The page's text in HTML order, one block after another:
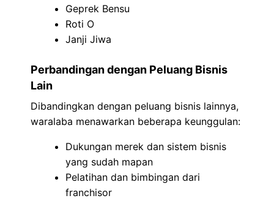
Geprek Bensu
Roti O
Janji Jiwa
Perbandingan dengan Peluang Bisnis
Lain
Dibandingkan dengan peluang bisnis lainnya,
waralaba menawarkan beberapa keunggulan:
Dukungan merek dan sistem bisnis
yang sudah mapan
Pelatihan dan bimbingan dari
franchisor